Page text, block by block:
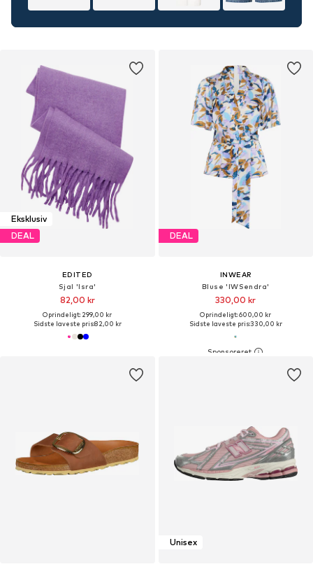
Eksklusiv
DEAL
EDITED
Sjal 'Isra'
82,00 kr
Oprindeligt: 299,00 kr
Sidste laveste pris:82,00 kr
DEAL
INWEAR
Bluse 'IWSendra'
330,00 kr
Oprindeligt: 600,00 kr
Sidste laveste pris:330,00 kr
Unisex